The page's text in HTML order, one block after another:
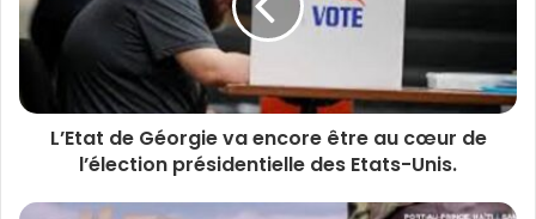
L’Etat de Géorgie va encore être au cœur de
l’élection présidentielle des Etats-Unis.